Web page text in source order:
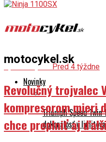
motocykel.sk
Novinky
Triumph Speed
dokonalosť v
Spravodajstvo Pred 4 týždne
Revolučný trojvalec
kompresorom mieri
chce preplniť aj